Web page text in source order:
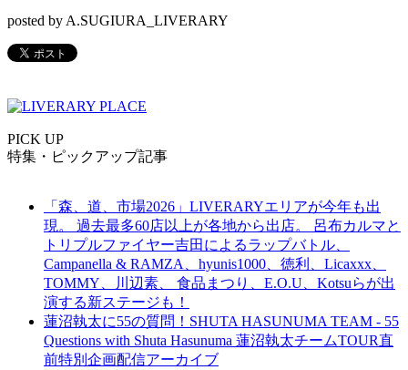
posted by A.SUGIURA_LIVERARY
PICK UP
特集・ピックアップ記事
「森、道、市場2026」LIVERARYエリアが今年も出
現。 過去最多60店以上が各地から出店。 呂布カルマと
トリプルファイヤー吉田によるラップバトル、
Campanella & RAMZA、hyunis1000、徳利、Licaxxx、
TOMMY、川辺素、 食品まつり、E.O.U、Kotsuらが出
演する新ステージも！
蓮沼執太に55の質問！SHUTA HASUNUMA TEAM - 55
Questions with Shuta Hasunuma 蓮沼執太チームTOUR直
前特別企画配信アーカイブ